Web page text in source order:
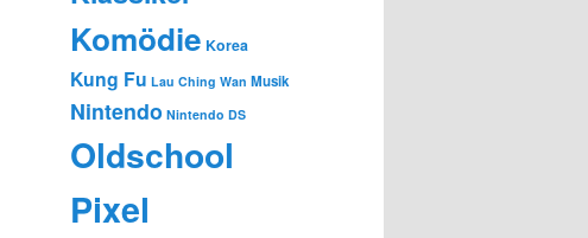
Komödie Korea
Kung Fu Lau Ching Wan Musik
Nintendo Nintendo DS
Oldschool
Pixel